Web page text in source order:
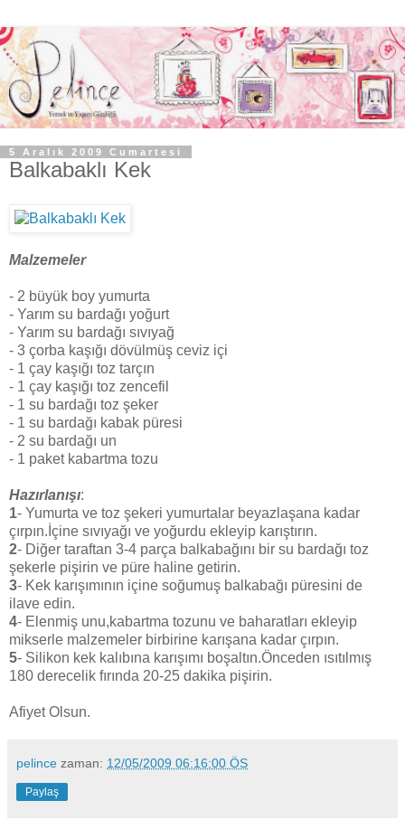
5 Aralık 2009 Cumartesi
Balkabaklı Kek
Malzemeler
- 2 büyük boy yumurta
- Yarım su bardağı yoğurt
- Yarım su bardağı sıvıyağ
- 3 çorba kaşığı dövülmüş ceviz içi
- 1 çay kaşığı toz tarçın
- 1 çay kaşığı toz zencefil
- 1 su bardağı toz şeker
- 1 su bardağı kabak püresi
- 2 su bardağı un
- 1 paket kabartma tozu
Hazırlanışı:
1- Yumurta ve toz şekeri yumurtalar beyazlaşana kadar
çırpın.İçine sıvıyağı ve yoğurdu ekleyip karıştırın.
2- Diğer taraftan 3-4 parça balkabağını bir su bardağı toz
şekerle pişirin ve püre haline getirin.
3- Kek karışımının içine soğumuş balkabağı püresini de
ilave edin.
4- Elenmiş unu,kabartma tozunu ve baharatları ekleyip
mikserle malzemeler birbirine karışana kadar çırpın.
5- Silikon kek kalıbına karışımı boşaltın.Önceden ısıtılmış
180 derecelik fırında 20-25 dakika pişirin.
Afiyet Olsun.
pelince zaman: 12/05/2009 06:16:00 ÖS
Paylaş